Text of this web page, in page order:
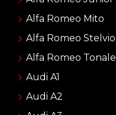
Alfa Romeo Mito
Alfa Romeo Stelvio
Alfa Romeo Tonale
Audi A1
Audi A2